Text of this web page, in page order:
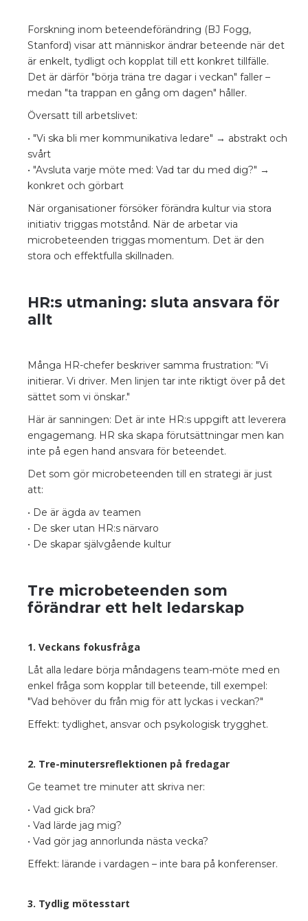
Forskning inom beteendeförändring (BJ Fogg,
Stanford) visar att människor ändrar beteende när det
är enkelt, tydligt och kopplat till ett konkret tillfälle.
Det är därför "börja träna tre dagar i veckan" faller –
medan "ta trappan en gång om dagen" håller.
Översatt till arbetslivet:
• "Vi ska bli mer kommunikativa ledare" → abstrakt och
svårt
• "Avsluta varje möte med: Vad tar du med dig?" →
konkret och görbart
När organisationer försöker förändra kultur via stora
initiativ triggas motstånd. När de arbetar via
microbeteenden triggas momentum. Det är den
stora och effektfulla skillnaden.
HR:s utmaning: sluta ansvara för
allt
Många HR-chefer beskriver samma frustration: "Vi
initierar. Vi driver. Men linjen tar inte riktigt över på det
sättet som vi önskar."
Här är sanningen: Det är inte HR:s uppgift att leverera
engagemang. HR ska skapa förutsättningar men kan
inte på egen hand ansvara för beteendet.
Det som gör microbeteenden till en strategi är just
att:
• De är ägda av teamen
• De sker utan HR:s närvaro
• De skapar självgående kultur
Tre microbeteenden som
förändrar ett helt ledarskap
1. Veckans fokusfråga
Låt alla ledare börja måndagens team-möte med en
enkel fråga som kopplar till beteende, till exempel:
"Vad behöver du från mig för att lyckas i veckan?"
Effekt: tydlighet, ansvar och psykologisk trygghet.
2. Tre-minutersreflektionen på fredagar
Ge teamet tre minuter att skriva ner:
• Vad gick bra?
• Vad lärde jag mig?
• Vad gör jag annorlunda nästa vecka?
Effekt: lärande i vardagen – inte bara på konferenser.
3. Tydlig mötesstart